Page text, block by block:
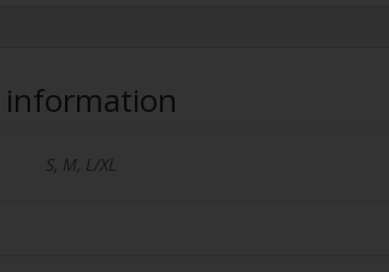
S, M, L/XL